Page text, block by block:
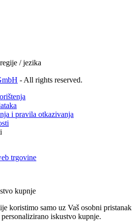
/ jezika
- All rights reserved.
i pravila otkazivanja
trgovine
kupnje
koristimo samo uz Vaš osobni pristanak
iskustvo kupnje.